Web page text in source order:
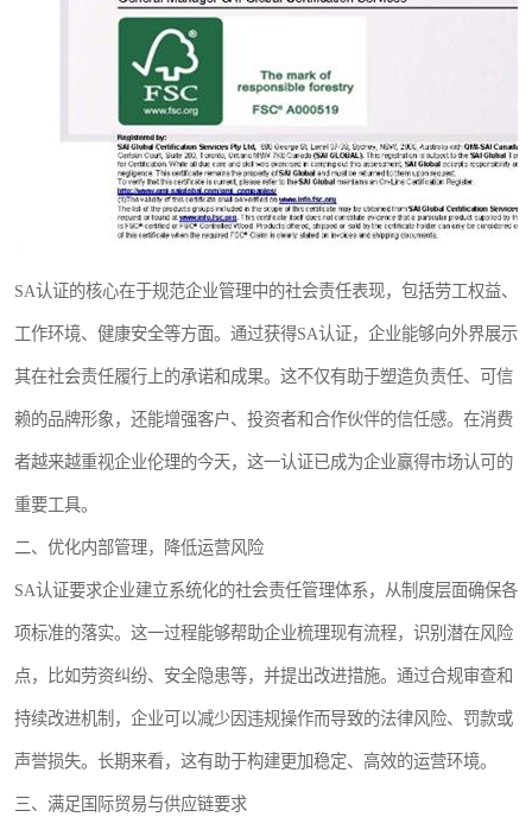
SA认证的核心在于规范企业管理中的社会责任表现，包括劳工权益、
工作环境、健康安全等方面。通过获得SA认证，企业能够向外界展示
其在社会责任履行上的承诺和成果。这不仅有助于塑造负责任、可信
赖的品牌形象，还能增强客户、投资者和合作伙伴的信任感。在消费
者越来越重视企业伦理的今天，这一认证已成为企业赢得市场认可的
重要工具。
二、优化内部管理，降低运营风险
SA认证要求企业建立系统化的社会责任管理体系，从制度层面确保各
项标准的落实。这一过程能够帮助企业梳理现有流程，识别潜在风险
点，比如劳资纠纷、安全隐患等，并提出改进措施。通过合规审查和
持续改进机制，企业可以减少因违规操作而导致的法律风险、罚款或
声誉损失。长期来看，这有助于构建更加稳定、高效的运营环境。
三、满足国际贸易与供应链要求